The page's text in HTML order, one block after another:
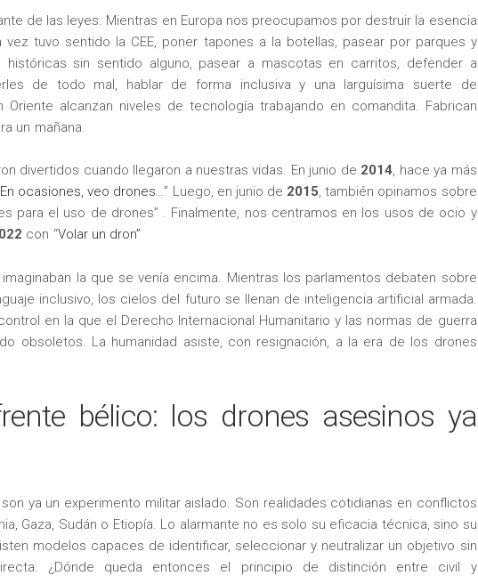
de las leyes. Mientras en Europa nos preocupamos por destruir la esencia
vez tuvo sentido la CEE, poner tapones a la botellas, pasear por parques y
históricas sin sentido alguno, pasear a mascotas en carritos, defender a
de todo mal, hablar de forma inclusiva y una larguísima suerte de
Oriente alcanzan niveles de tecnología trabajando en comandita. Fabrican
un mañana.
divertidos cuando llegaron a nuestras vidas. En junio de 2014, hace ya más
En ocasiones, veo drones…” Luego, en junio de 2015, también opinamos sobre
para el uso de drones” . Finalmente, nos centramos en los usos de ocio y
con “Volar un dron”
la que se venía encima. Mientras los parlamentos debaten sobre
inclusivo, los cielos del futuro se llenan de inteligencia artificial armada.
en la que el Derecho Internacional Humanitario y las normas de guerra
obsoletos. La humanidad asiste, con resignación, a la era de los drones
bélico: los drones asesinos ya
ya un experimento militar aislado. Son realidades cotidianas en conflictos
Gaza, Sudán o Etiopía. Lo alarmante no es solo su eficacia técnica, sino su
modelos capaces de identificar, seleccionar y neutralizar un objetivo sin
¿Dónde queda entonces el principio de distinción entre civil y